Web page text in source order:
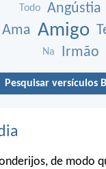
Todo Angústia
Ama Amigo
Na Irmão
Pesquisar versículos
de modo